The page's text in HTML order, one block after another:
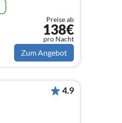
Preise ab
138€
pro Nacht
Zum Angebot
4.9